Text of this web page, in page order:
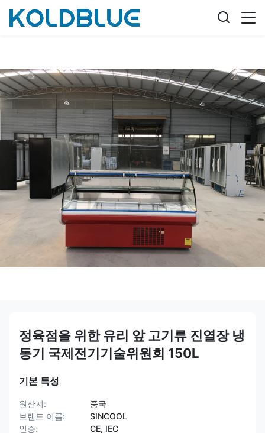
정육점을 위한 유리 앞 고기류 진열장 냉
동기 국제전기기술위원회 150L
기본 특성
원산지:
중국
브랜드 이름:
SINCOOL
인증:
CE, IEC